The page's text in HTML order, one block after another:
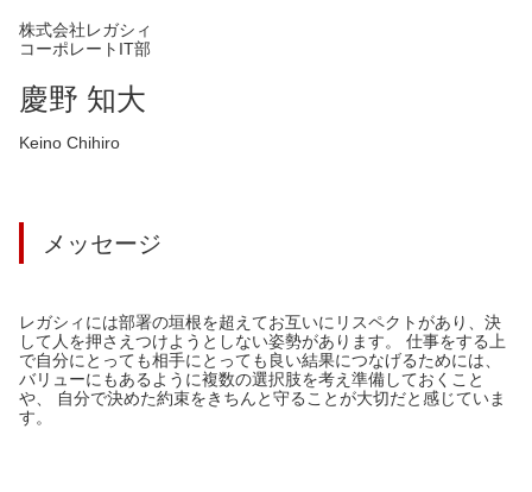
株式会社レガシィ
コーポレートIT部
慶野 知大
Keino Chihiro
メッセージ
レガシィには部署の垣根を超えてお互いにリスペクトがあり、決
して人を押さえつけようとしない姿勢があります。 仕事をする上
で自分にとっても相手にとっても良い結果につなげるためには、
バリューにもあるように複数の選択肢を考え準備しておくこと
や、 自分で決めた約束をきちんと守ることが大切だと感じていま
す。